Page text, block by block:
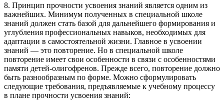
8. Принцип прочности усвоения знаний является одним из
важнейших. Минимум полученных в специальной школе
знаний должен стать базой для дальнейшего формирования и
углубления профессиональных навыков, необходимых для
адаптации в самостоятельной жизни. Главное в усвоении
знаний — это повторение. Но в специальной школе
повторение имеет свои особенности в связи с особенностями
памяти детей-олигофренов. Прежде всего, повторение должно
быть разнообразным по форме. Можно сформулировать
следующие требования, предъявляемые к учебному процессу
в плане прочности усвоения знаний: